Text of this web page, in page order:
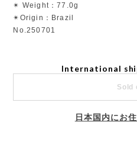
✴︎ Weight：77.0g
✴︎Origin：Brazil
No.250701
International
Sold
日本国内にお